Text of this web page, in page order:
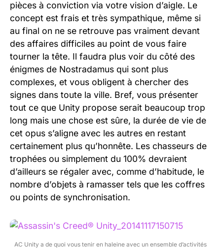
pièces à conviction via votre vision d’aigle. Le
concept est frais et très sympathique, même si
au final on ne se retrouve pas vraiment devant
des affaires difficiles au point de vous faire
tourner la tête. Il faudra plus voir du côté des
énigmes de Nostradamus qui sont plus
complexes, et vous obligent à chercher des
signes dans toute la ville. Bref, vous présenter
tout ce que Unity propose serait beaucoup trop
long mais une chose est sûre, la durée de vie de
cet opus s’aligne avec les autres en restant
certainement plus qu’honnête. Les chasseurs de
trophées ou simplement du 100% devraient
d’ailleurs se régaler avec, comme d’habitude, le
nombre d’objets à ramasser tels que les coffres
ou points de synchronisation.
AC Unity a de quoi vous tenir en haleine avec un ensemble d’activités